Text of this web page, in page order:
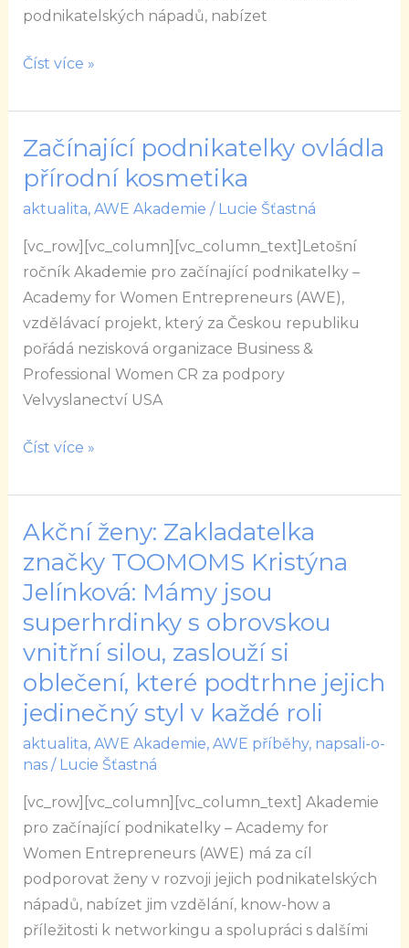
podnikatelských nápadů, nabízet
vidět
krásu
zevnitř
Číst více »
Začínající podnikatelky ovládla
přírodní kosmetika
aktualita, AWE Akademie / Lucie Šťastná
[vc_row][vc_column][vc_column_text]Letošní
ročník Akademie pro začínající podnikatelky –
Academy for Women Entrepreneurs (AWE),
vzdělávací projekt, který za Českou republiku
pořádá nezisková organizace Business &
Professional Women CR za podpory
Velvyslanectví USA
Začínající
podnikatelky
ovládla
kosmetika
Číst více »
Akční ženy: Zakladatelka
značky TOOMOMS Kristýna
Jelínková: Mámy jsou
superhrdinky s obrovskou
vnitřní silou, zaslouží si
oblečení, které podtrhne jejich
jedinečný styl v každé roli
aktualita, AWE Akademie, AWE příběhy, napsali-o-
nas/ Lucie Šťastná
[vc_row][vc_column][vc_column_text] Akademie
pro začínající podnikatelky – Academy for
Women Entrepreneurs (AWE) má za cíl
podporovat ženy v rozvoji jejich podnikatelských
nápadů, nabízet jim vzdělání, know-how a
příležitosti k networkingu a spolupráci s dalšími
Akční
ženy:
Zakladatelka
značky
TOOMOMS
Kristýna
Jelínková:
Mámy
jsou
superhrdinky
obrovskou
vnitřní
silou,
zaslouží
si
oblečení,